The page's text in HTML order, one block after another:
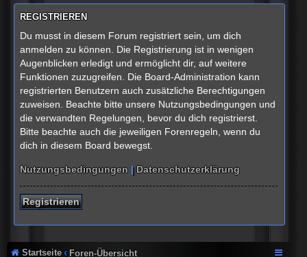
REGISTRIEREN
Du musst in diesem Forum registriert sein, um dich
anmelden zu können. Die Registrierung ist in wenigen
Augenblicken erledigt und ermöglicht dir, auf weitere
Funktionen zuzugreifen. Die Board-Administration kann
registrierten Benutzern auch zusätzliche Berechtigungen
zuweisen. Beachte bitte unsere Nutzungsbedingungen und
die verwandten Regelungen, bevor du dich registrierst.
Bitte beachte auch die jeweiligen Forenregeln, wenn du
dich in diesem Board bewegst.
Nutzungsbedingungen |Datenschutzerklärung
Registrieren
Startseite Foren-Übersicht